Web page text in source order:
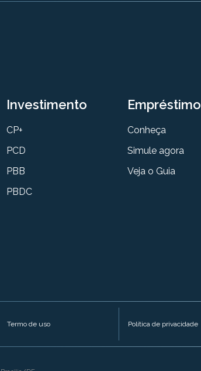
Investimento
CP+
PCD
PBB
PBDC
Empréstimo
Conheça
Simule agora
Veja o Guia
Termo de uso Política de privacidade